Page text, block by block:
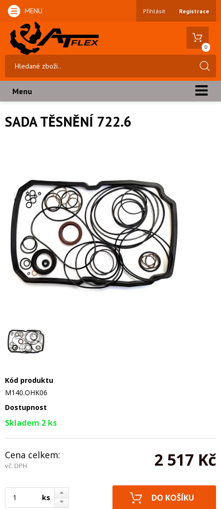
MENU Přihlásit Registrace
0
Menu
SADA TĚSNĚNÍ 722.6
Kód produktu
M140.OHK06
Dostupnost
Skladem 2 ks
Cena celkem:
vč. DPH 2 517 Kč
ks